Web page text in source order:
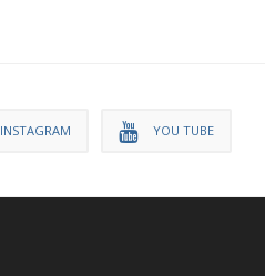
INSTAGRAM YOU TUBE